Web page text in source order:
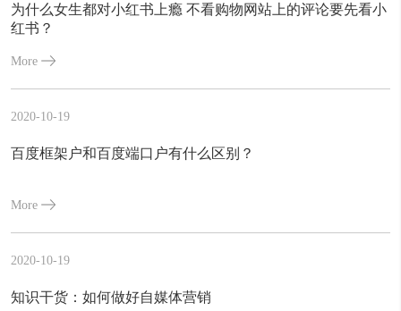
为什么女生都对小红书上瘾 不看购物网站上的评论要先看小
红书？
More
2020-10-19
百度框架户和百度端口户有什么区别？
More
2020-10-19
知识干货：如何做好自媒体营销